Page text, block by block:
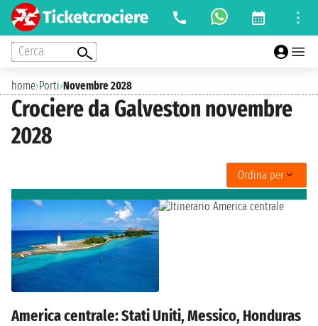
Cerca
home›Porti›Novembre 2028
Crociere da Galveston novembre
2028
Ordina per
America centrale: Stati Uniti, Messico, Honduras